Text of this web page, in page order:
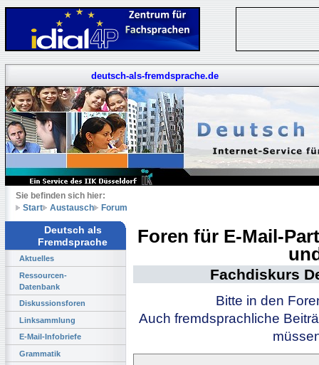
deutsch-als-fremdsprache.de
Sie befinden sich hier:
Start
Austausch Forum
Deutsch als
Fremdsprache
Aktuelles
Ressourcen-
Datenbank
Diskussionsforen
Linksammlung
E-Mail-Infobriefe
Grammatik
Foren für E-Mail-
Fachdiskurs
Bitte in den
Auch fremdsprachliche